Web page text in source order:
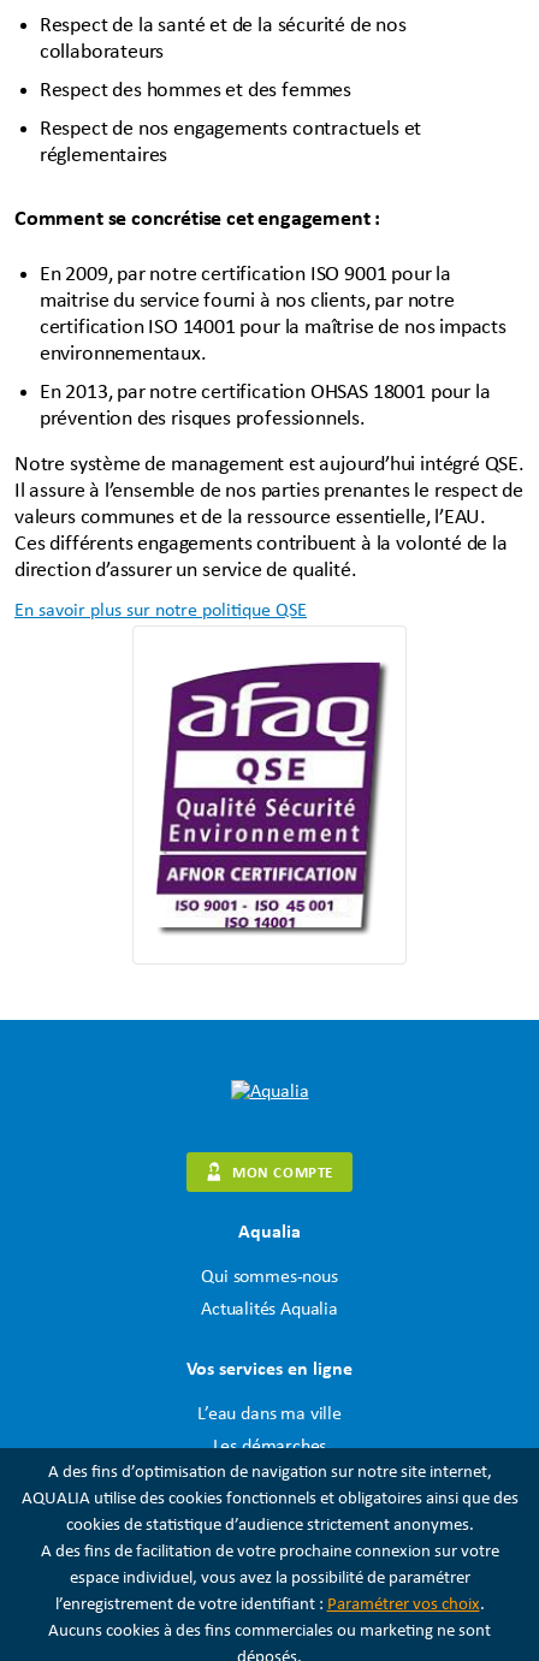
Respect de la santé et de la sécurité de nos
collaborateurs
Respect des hommes et des femmes
Respect de nos engagements contractuels et
réglementaires
Comment se concrétise cet engagement :
En 2009, par notre certification ISO 9001 pour la
maitrise du service fourni à nos clients, par notre
certification ISO 14001 pour la maîtrise de nos impacts
environnementaux.
En 2013, par notre certification OHSAS 18001 pour la
prévention des risques professionnels.
Notre système de management est aujourd’hui intégré QSE.
Il assure à l’ensemble de nos parties prenantes le respect de
valeurs communes et de la ressource essentielle, l’EAU.
Ces différents engagements contribuent à la volonté de la
direction d’assurer un service de qualité.
En savoir plus sur notre politique QSE
MON COMPTE
Aqualia
Qui sommes-nous
Actualités Aqualia
Vos services en ligne
L’eau dans ma ville
Les démarches
Mon compte
Toutes nos agences sont à votre service, vous pouvez nous
contacter ici
A des fins d’optimisation de navigation sur notre site internet,
AQUALIA utilise des cookies fonctionnels et obligatoires ainsi que des
cookies de statistique d’audience strictement anonymes.
A des fins de facilitation de votre prochaine connexion sur votre
espace individuel, vous avez la possibilité de paramétrer
l’enregistrement de votre identifiant : Paramétrer vos choix.
Aucuns cookies à des fins commerciales ou marketing ne sont